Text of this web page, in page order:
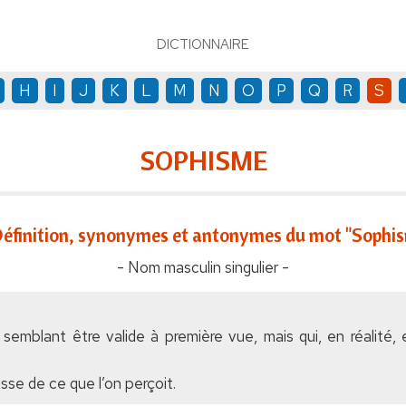
DICTIONNAIRE
H I J K L M N O P Q R S
SOPHISME
synonymes et antonymes du mot
- Nom masculin singulier -
semblant être valide à première vue, mais qui, en
de ce que l’on perçoit.